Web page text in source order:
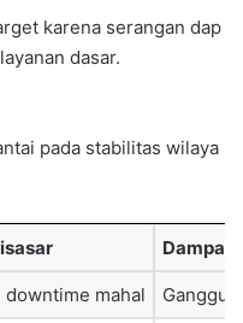
karena serangan dap
dasar.
pada stabilitas wilaya
Dampak
downtime mahal